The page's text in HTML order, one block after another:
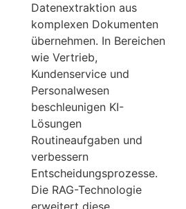
Datenextraktion aus
komplexen Dokumenten
übernehmen. In Bereichen
wie Vertrieb,
Kundenservice und
Personalwesen
beschleunigen KI-
Lösungen
Routineaufgaben und
verbessern
Entscheidungsprozesse.
Die RAG-Technologie